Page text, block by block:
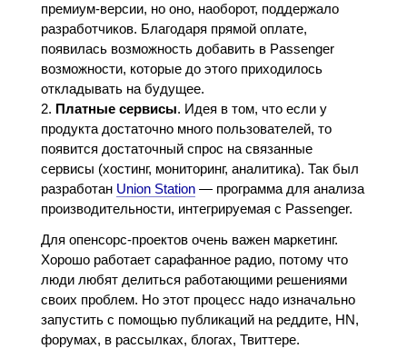
премиум-версии, но оно, наоборот, поддержало
разработчиков. Благодаря прямой оплате,
появилась возможность добавить в Passenger
возможности, которые до этого приходилось
откладывать на будущее.
Платные сервисы. Идея в том, что если у
продукта достаточно много пользователей, то
появится достаточный спрос на связанные
сервисы (хостинг, мониторинг, аналитика). Так был
разработан Union Station— программа для анализа
производительности, интегрируемая с Passenger.
Для опенсорс-проектов очень важен маркетинг.
Хорошо работает сарафанное радио, потому что
люди любят делиться работающими решениями
своих проблем. Но этот процесс надо изначально
запустить с помощью публикаций на реддите, HN,
форумах, в рассылках, блогах, Твиттере.